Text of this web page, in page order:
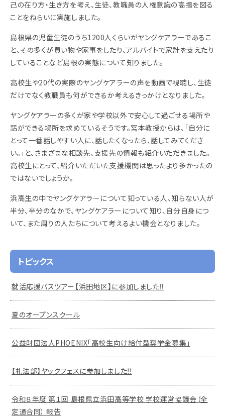
己の在り方・生き方を考え、生徒、教職員の人権意識の高揚を図る
ことをねらいに実施しました。
島根県の児童生徒のうち1200人くらいがヤングケアラーであるこ
と、その多くが買い物や家事をしたり、アルバイトで家計を支えたり
していることなど島根の実態について知りました。
高校生や20代の実際のヤングケアラーの声を動画で視聴し、生徒
だけでなく教職員も何ができるか考えるきっかけとなりました。
ヤングケアラーの多くが家や学校以外で安心して過ごせる場所や
話ができる場所を求めているそうです。宮本教授からは、「自分に
とって一番話しやすい人に、話したくなったら、話してみてくださ
い。」と、さまざまな相談先、支援先の情報も紹介いただきました。
高校生にとって、紹介いただいた支援機関は思ったより多かったの
ではないでしょうか。
浜高生の中でヤングケアラーについて知っている人、知らない人が
半分、半分のなかで、ヤングケアラーについて知り、自分自身につ
いて、また周りの人たちについて考えるよい機会となりました。
トピックス
就活応援バスツアー【浜田地区】に参加しました‼
夏のオープンスクール
公益財団法人PHOENIX「高校生向け給付型奨学金募集」
【礼法部】ヤックフェスに参加しました‼
令和８年度 第１回 島根県立浜田高等学校 学校運営協議会（全
定通合同） 報告